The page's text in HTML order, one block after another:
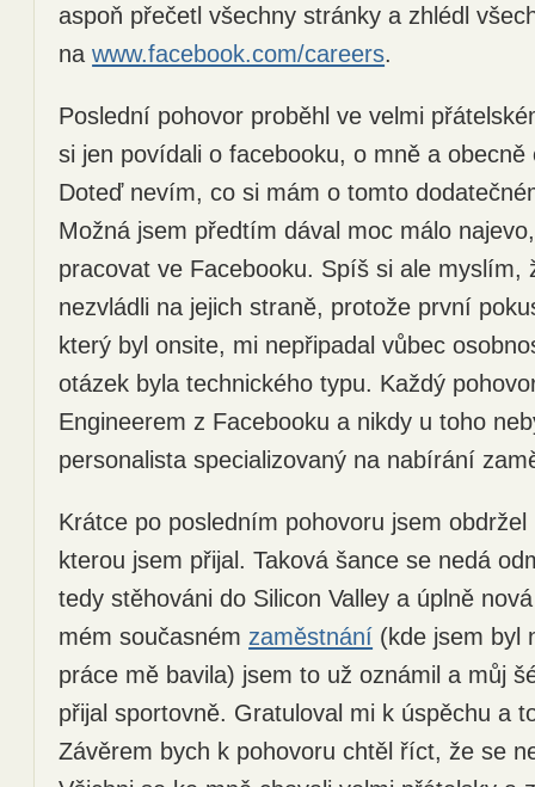
aspoň přečetl všechny stránky a zhlédl
nawww.facebook.com/careers.
Poslední pohovor proběhl ve velmi
si jen povídali o facebooku, o mně a
Doteď nevím, co si mám o tomto
Možná jsem předtím dával moc málo
pracovat ve Facebooku. Spíš si ale myslím,
nezvládli na jejich straně, protože první
který byl onsite, mi nepřipadal vůbec
otázek byla technického typu. Každý
Engineerem z Facebooku a nikdy u toho
personalista specializovaný na nabírání
Krátce po posledním pohovoru jsem
kterou jsem přijal. Taková šance se nedá
tedy stěhováni do Silicon Valley a úplně
mém současném zaměstnání (kde jsem byl
práce mě bavila) jsem to už oznámil a můj
přijal sportovně. Gratuloval mi k úspěchu a
Závěrem bych k pohovoru chtěl říct, že se